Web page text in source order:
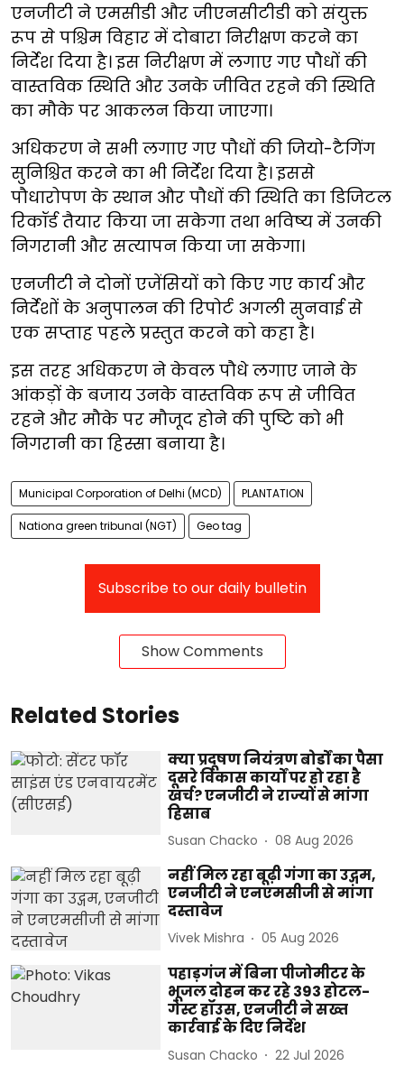
एनजीटी ने एमसीडी और जीएनसीटीडी को संयुक्त
रूप से पश्चिम विहार में दोबारा निरीक्षण करने का
निर्देश दिया है। इस निरीक्षण में लगाए गए पौधों की
वास्तविक स्थिति और उनके जीवित रहने की स्थिति
का मौके पर आकलन किया जाएगा।
अधिकरण ने सभी लगाए गए पौधों की जियो-टैगिंग
सुनिश्चित करने का भी निर्देश दिया है। इससे
पौधारोपण के स्थान और पौधों की स्थिति का डिजिटल
रिकॉर्ड तैयार किया जा सकेगा तथा भविष्य में उनकी
निगरानी और सत्यापन किया जा सकेगा।
एनजीटी ने दोनों एजेंसियों को किए गए कार्य और
निर्देशों के अनुपालन की रिपोर्ट अगली सुनवाई से
एक सप्ताह पहले प्रस्तुत करने को कहा है।
इस तरह अधिकरण ने केवल पौधे लगाए जाने के
आंकड़ों के बजाय उनके वास्तविक रूप से जीवित
रहने और मौके पर मौजूद होने की पुष्टि को भी
निगरानी का हिस्सा बनाया है।
Municipal Corporation of Delhi (MCD) PLANTATION
Nationa green tribunal (NGT) Geo tag
Subscribe to our daily bulletin
Show Comments
Related Stories
क्या प्रदूषण नियंत्रण बोर्डों का पैसा
दूसरे विकास कार्यों पर हो रहा है
खर्च? एनजीटी ने राज्यों से मांगा
हिसाब
Susan Chacko 08 Aug 2026
नहीं मिल रहा बूढ़ी गंगा का उद्गम,
एनजीटी ने एनएमसीजी से मांगा
दस्तावेज
Vivek Mishra 05 Aug 2026
पहाड़गंज में बिना पीजोमीटर के
भूजल दोहन कर रहे 393 होटल-
गेस्ट हॉउस, एनजीटी ने सख्त
कार्रवाई के दिए निर्देश
Susan Chacko 22 Jul 2026